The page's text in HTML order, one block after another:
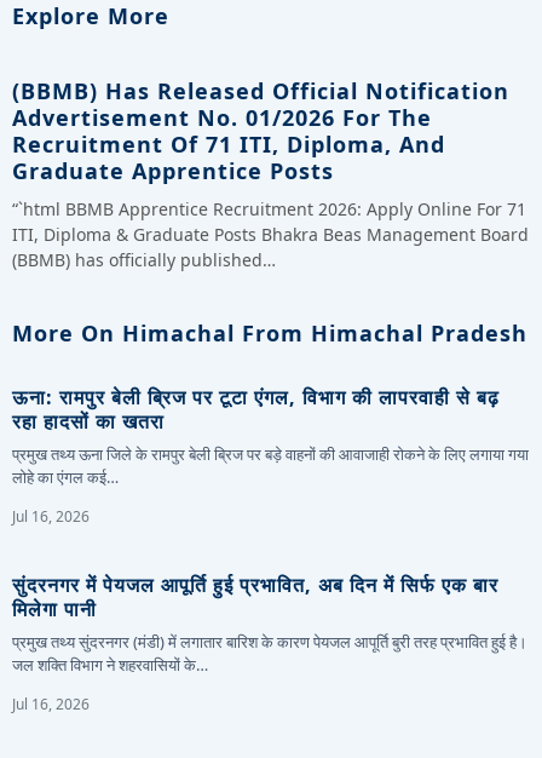
Explore More
(BBMB) Has Released Official Notification
Advertisement No. 01/2026 For The
Recruitment Of 71 ITI, Diploma, And
Graduate Apprentice Posts
“`html BBMB Apprentice Recruitment 2026: Apply Online For 71
ITI, Diploma & Graduate Posts Bhakra Beas Management Board
(BBMB) has officially published…
More On Himachal From Himachal Pradesh
ऊना: रामपुर बेली ब्रिज पर टूटा एंगल, विभाग की लापरवाही से बढ़
रहा हादसों का खतरा
प्रमुख तथ्य ऊना जिले के रामपुर बेली ब्रिज पर बड़े वाहनों की आवाजाही रोकने के लिए लगाया गया
लोहे का एंगल कई…
Jul 16, 2026
सुंदरनगर में पेयजल आपूर्ति हुई प्रभावित, अब दिन में सिर्फ एक बार
मिलेगा पानी
प्रमुख तथ्य सुंदरनगर (मंडी) में लगातार बारिश के कारण पेयजल आपूर्ति बुरी तरह प्रभावित हुई है।
जल शक्ति विभाग ने शहरवासियों के…
Jul 16, 2026